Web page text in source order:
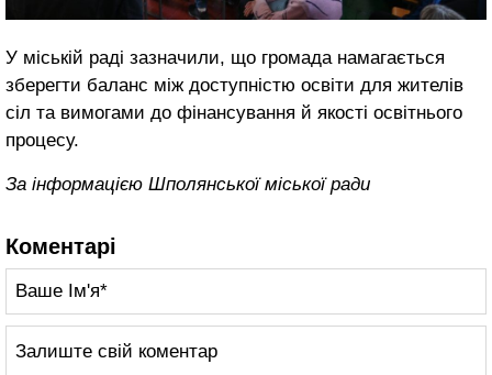
У міській раді зазначили, що громада намагається
зберегти баланс між доступністю освіти для жителів
сіл та вимогами до фінансування й якості освітнього
процесу.
За інформацією Шполянської міської ради
Коментарі